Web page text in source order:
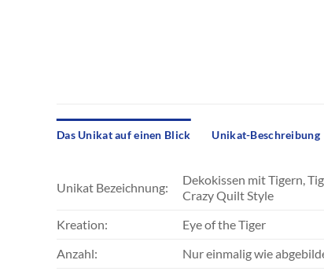
Das Unikat auf einen Blick Unikat-Beschreibung
Unikat Bezeichnung:
Dekokissen mit Tigern,
Crazy Quilt Style
Kreation:
Eye of the Tiger
Anzahl:
Nur einmalig wie